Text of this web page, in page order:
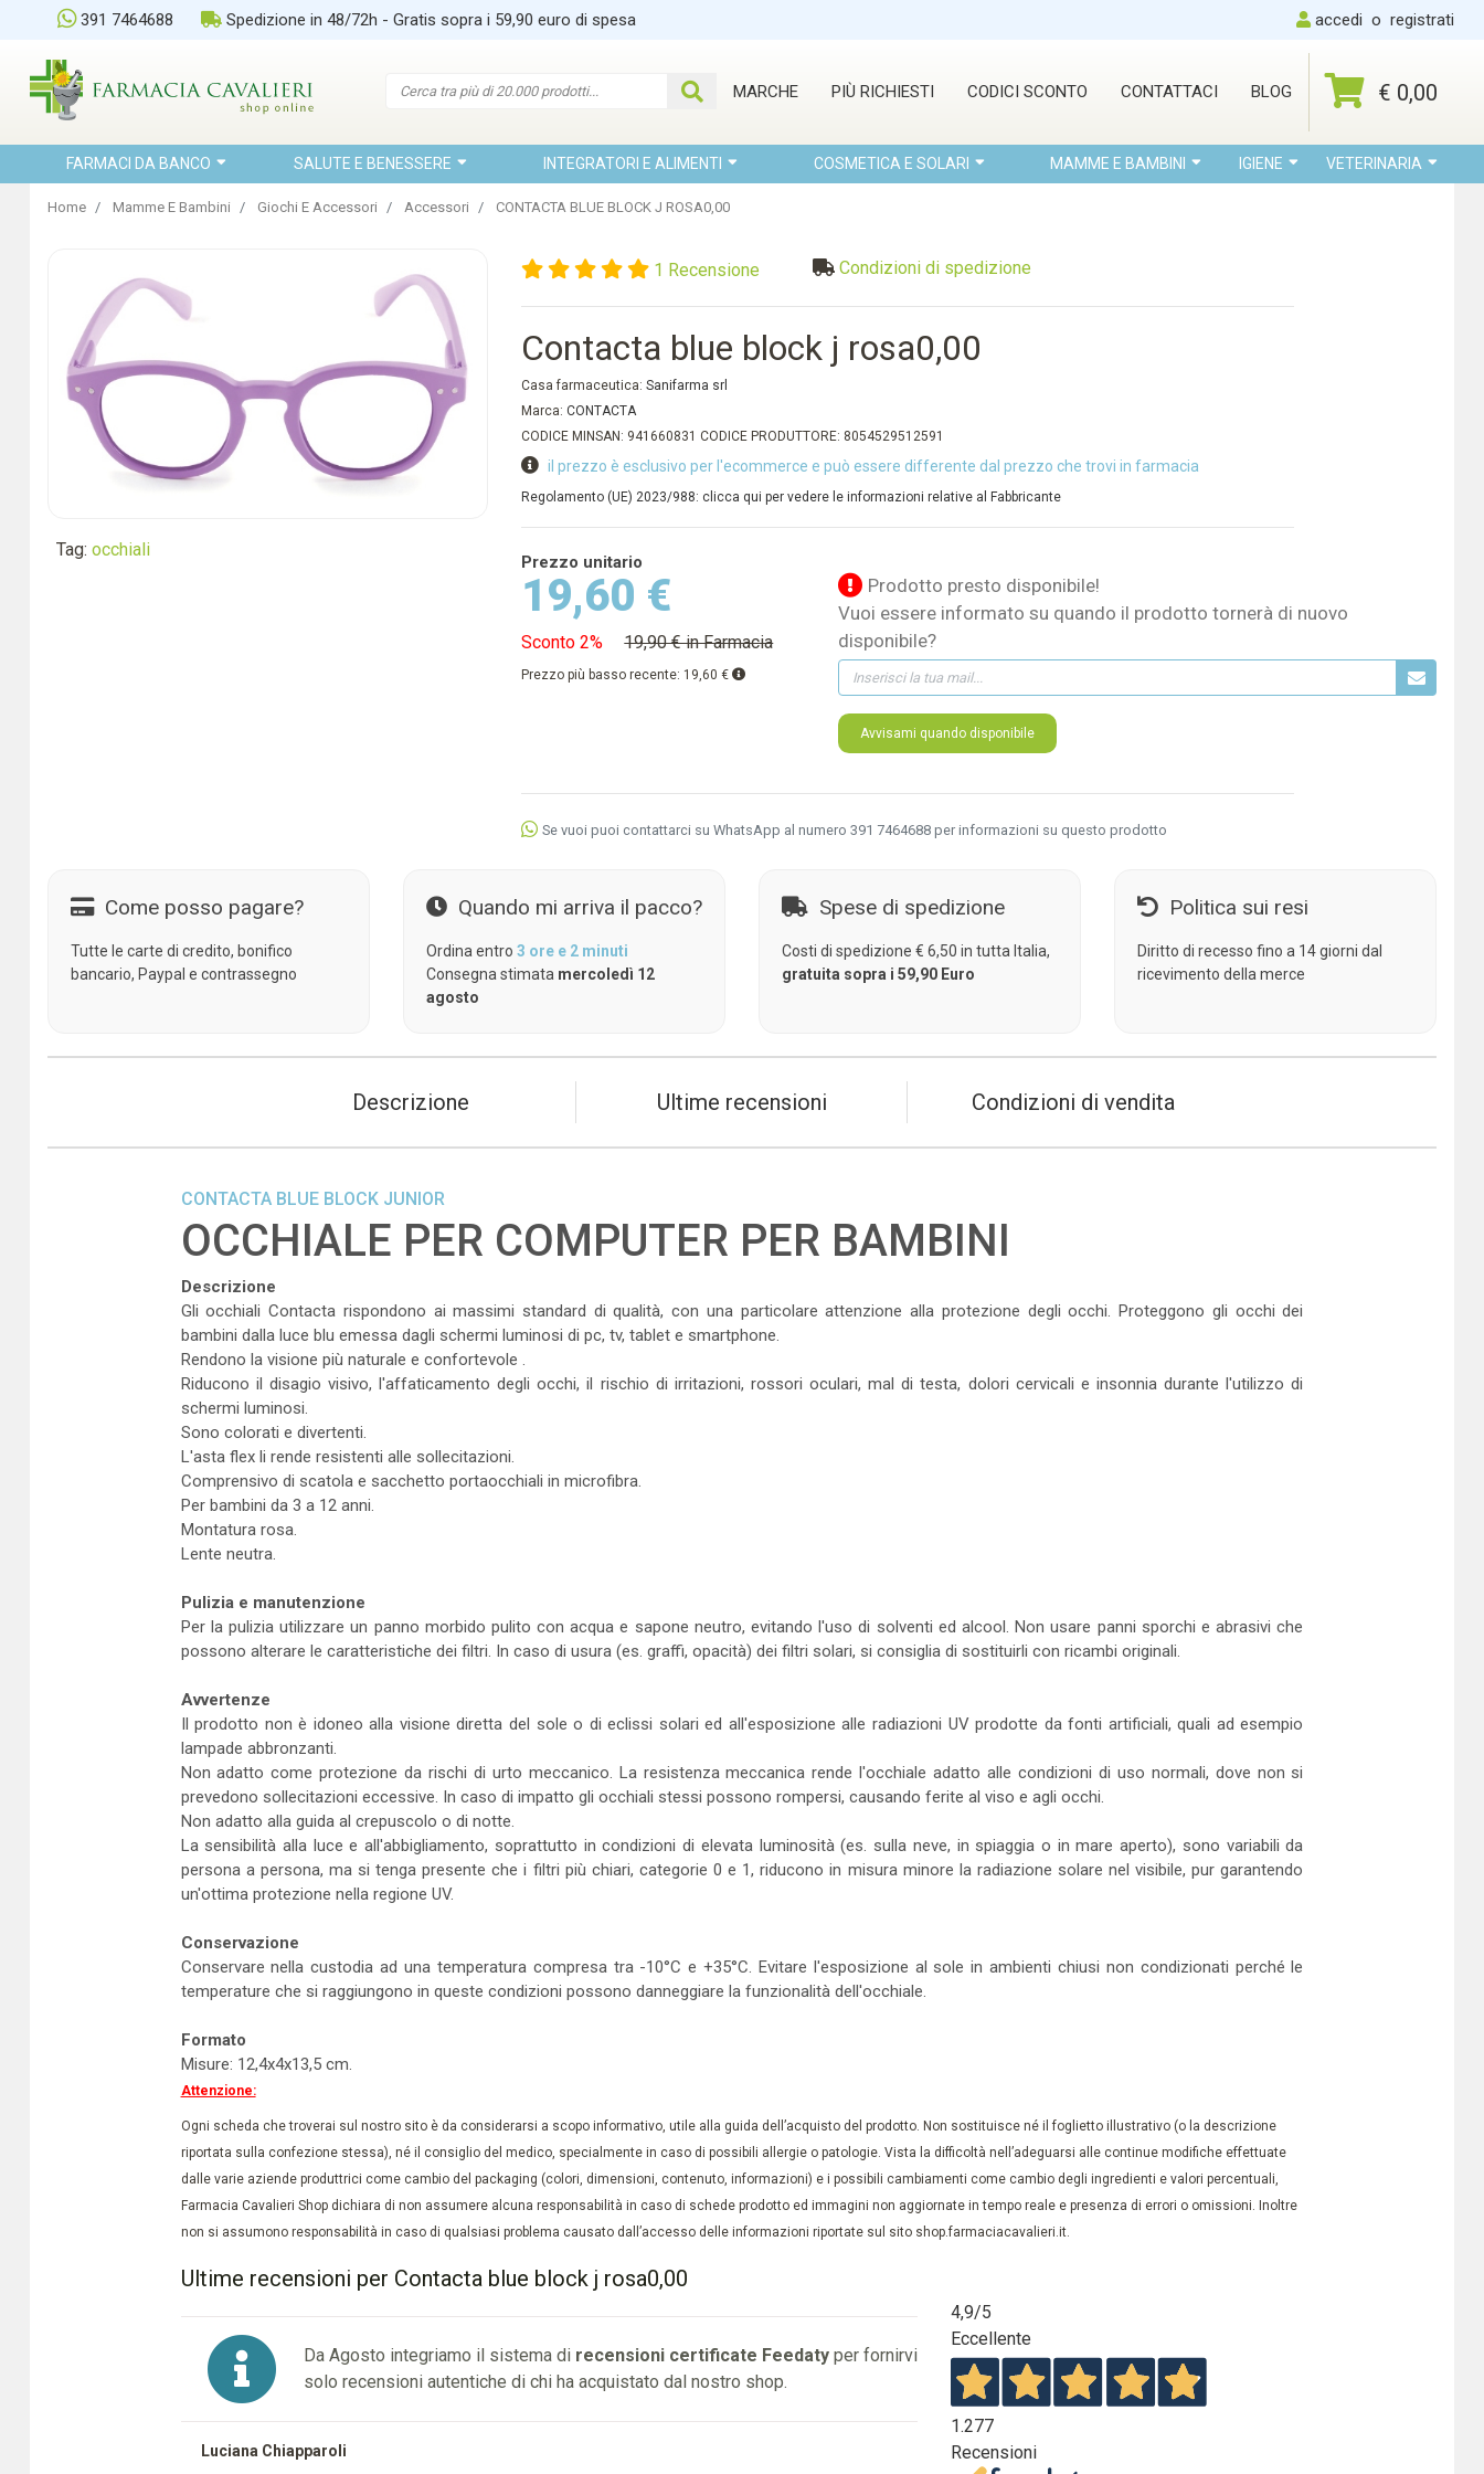
391 7464688 Spedizione in 48/72h - Gratis sopra i 59,90 euro di spesa accedi o registrati
MARCHE PIÙ RICHIESTI CODICI SCONTO CONTATTACI BLOG € 0,00
FARMACI DA BANCO SALUTE E BENESSERE INTEGRATORI E ALIMENTI COSMETICA E SOLARI MAMME E BAMBINI IGIENE VETERINARIA
Home Mamme E Bambini Giochi E Accessori Accessori CONTACTA BLUE BLOCK J ROSA0,00
Tag: occhiali
1 Recensione Condizioni di spedizione
Contacta blue block j rosa0,00
Casa farmaceutica:Sanifarma srl
Marca:CONTACTA
CODICE MINSAN: 941660831 CODICE PRODUTTORE: 8054529512591
il prezzo è esclusivo per l'ecommerce e può essere differente dal prezzo che trovi in farmacia
Regolamento (UE) 2023/988: clicca qui per vedere le informazioni relative al Fabbricante
Prezzo unitario
19,60 €
Sconto 2% 19,90 € in Farmacia
Prezzo più basso recente: 19,60 €
Prodotto presto disponibile!
Vuoi essere informato su quando il prodotto tornerà di nuovo
disponibile?
Avvisami quando disponibile
Se vuoi puoi contattarci su WhatsApp al numero 391 7464688 per informazioni su questo prodotto
Come posso pagare?
Tutte le carte di credito, bonifico
bancario, Paypal e contrassegno
Quando mi arriva il pacco?
Ordina entro 3 ore e 2 minuti
Consegna stimata mercoledì 12
agosto
Spese di spedizione
Costi di spedizione € 6,50 in tutta Italia,
gratuita sopra i 59,90 Euro
Politica sui resi
Diritto di recesso fino a 14 giorni dal
ricevimento della merce
Descrizione Ultime recensioni Condizioni di vendita
CONTACTA BLUE BLOCK JUNIOR
OCCHIALE PER COMPUTER PER BAMBINI
Descrizione
Gli occhiali Contacta rispondono ai massimi standard di qualità, con una particolare attenzione alla protezione degli occhi. Proteggono gli occhi dei
bambini dalla luce blu emessa dagli schermi luminosi di pc, tv, tablet e smartphone.
Rendono la visione più naturale e confortevole .
Riducono il disagio visivo, l'affaticamento degli occhi, il rischio di irritazioni, rossori oculari, mal di testa, dolori cervicali e insonnia durante l'utilizzo di
schermi luminosi.
Sono colorati e divertenti.
L'asta flex li rende resistenti alle sollecitazioni.
Comprensivo di scatola e sacchetto portaocchiali in microfibra.
Per bambini da 3 a 12 anni.
Montatura rosa.
Lente neutra.
Pulizia e manutenzione
Per la pulizia utilizzare un panno morbido pulito con acqua e sapone neutro, evitando l'uso di solventi ed alcool. Non usare panni sporchi e abrasivi che
possono alterare le caratteristiche dei filtri. In caso di usura (es. graffi, opacità) dei filtri solari, si consiglia di sostituirli con ricambi originali.
Avvertenze
Il prodotto non è idoneo alla visione diretta del sole o di eclissi solari ed all'esposizione alle radiazioni UV prodotte da fonti artificiali, quali ad esempio
lampade abbronzanti.
Non adatto come protezione da rischi di urto meccanico. La resistenza meccanica rende l'occhiale adatto alle condizioni di uso normali, dove non si
prevedono sollecitazioni eccessive. In caso di impatto gli occhiali stessi possono rompersi, causando ferite al viso e agli occhi.
Non adatto alla guida al crepuscolo o di notte.
La sensibilità alla luce e all'abbigliamento, soprattutto in condizioni di elevata luminosità (es. sulla neve, in spiaggia o in mare aperto), sono variabili da
persona a persona, ma si tenga presente che i filtri più chiari, categorie 0 e 1, riducono in misura minore la radiazione solare nel visibile, pur garantendo
un'ottima protezione nella regione UV.
Conservazione
Conservare nella custodia ad una temperatura compresa tra -10°C e +35°C. Evitare l'esposizione al sole in ambienti chiusi non condizionati perché le
temperature che si raggiungono in queste condizioni possono danneggiare la funzionalità dell'occhiale.
Formato
Misure: 12,4x4x13,5 cm.
Attenzione:
Ogni scheda che troverai sul nostro sito è da considerarsi a scopo informativo, utile alla guida dell’acquisto del prodotto. Non sostituisce né il foglietto illustrativo (o la descrizione
riportata sulla confezione stessa), né il consiglio del medico, specialmente in caso di possibili allergie o patologie. Vista la difficoltà nell’adeguarsi alle continue modifiche effettuate
dalle varie aziende produttrici come cambio del packaging (colori, dimensioni, contenuto, informazioni) e i possibili cambiamenti come cambio degli ingredienti e valori percentuali,
Farmacia Cavalieri Shop dichiara di non assumere alcuna responsabilità in caso di schede prodotto ed immagini non aggiornate in tempo reale e presenza di errori o omissioni. Inoltre
non si assumono responsabilità in caso di qualsiasi problema causato dall’accesso delle informazioni riportate sul sito shop.farmaciacavalieri.it.
Ultime recensioni per Contacta blue block j rosa0,00
Da Agosto integriamo il sistema di recensioni certificate Feedatyper fornirvi
solo recensioni autentiche di chi ha acquistato dal nostro shop.
Luciana Chiapparoli
4,9/5
Eccellente
1.277
Recensioni